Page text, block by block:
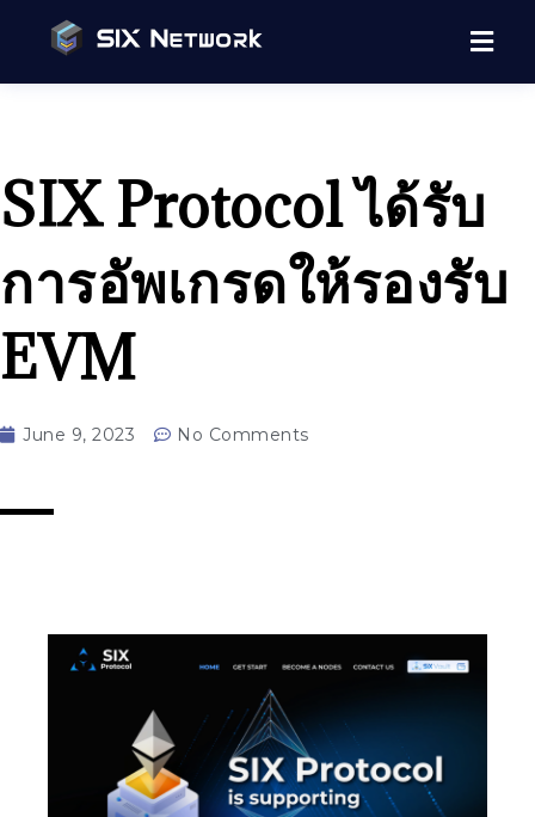
SIX Protocol ได้รับ
การอัพเกรดให้รองรับ
EVM
June 9, 2023 No Comments